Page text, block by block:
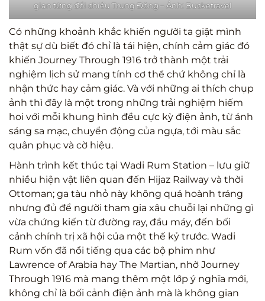
gian từng đổi chiều Trung Đông – Ảnh: Bucketravel
Có những khoảnh khắc khiến người ta giật mình
thật sự dù biết đó chỉ là tái hiện, chính cảm giác đó
khiến Journey Through 1916 trở thành một trải
nghiệm lịch sử mang tính cơ thể chứ không chỉ là
nhận thức hay cảm giác. Và với những ai thích chụp
ảnh thì đây là một trong những trải nghiệm hiếm
hoi với mỗi khung hình đều cực kỳ điện ảnh, từ ánh
sáng sa mạc, chuyển động của ngựa, tới màu sắc
quân phục và cờ hiệu.
Hành trình kết thúc tại Wadi Rum Station – lưu giữ
nhiều hiện vật liên quan đến Hijaz Railway và thời
Ottoman; ga tàu nhỏ này không quá hoành tráng
nhưng đủ để người tham gia xâu chuỗi lại những gì
vừa chứng kiến từ đường ray, đầu máy, đến bối
cảnh chính trị xã hội của một thế kỷ trước. Wadi
Rum vốn đã nổi tiếng qua các bộ phim như
Lawrence of Arabia hay The Martian, nhờ Journey
Through 1916 mà mang thêm một lớp ý nghĩa mới,
không chỉ là bối cảnh điện ảnh mà là không gian